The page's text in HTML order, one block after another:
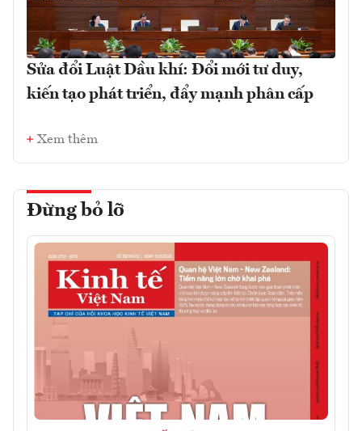
Sửa đổi Luật Dầu khí: Đổi mới tư duy,
kiến tạo phát triển, đẩy mạnh phân cấp
Xem thêm
Đừng bỏ lỡ